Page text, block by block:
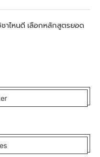
าไหนดี เลือกหลักสูตรยอด